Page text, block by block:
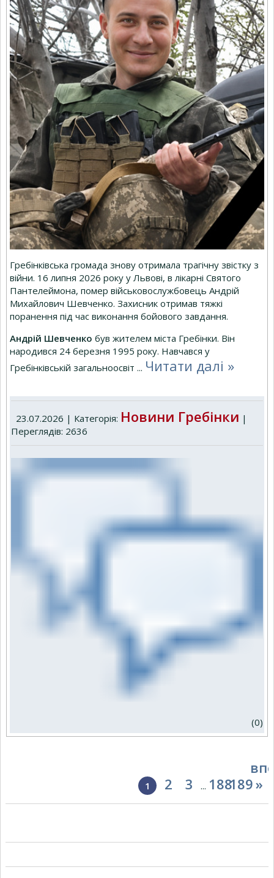
Гребінківська громада знову отримала трагічну звістку з
війни. 16 липня 2026 року у Львові, в лікарні Святого
Пантелеймона, помер військовослужбовець Андрій
Михайлович Шевченко. Захисник отримав тяжкі
поранення під час виконання бойового завдання.
Андрій Шевченко був жителем міста Гребінки. Він
народився 24 березня 1995 року. Навчався у
Гребінківській загальноосвіт ... Читати далі »
23.07.2026 | Категорія: Новини Гребінки |
Переглядів: 2636
(0)
1 2 3 ... 188189»